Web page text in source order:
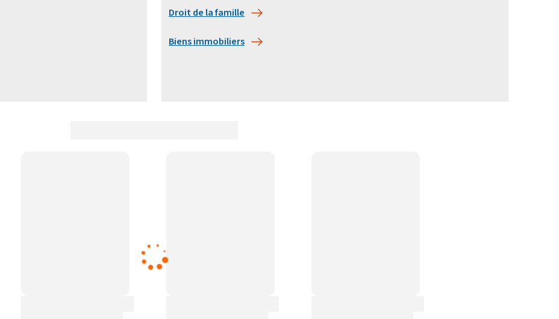
Droit de la famille
Biens immobiliers